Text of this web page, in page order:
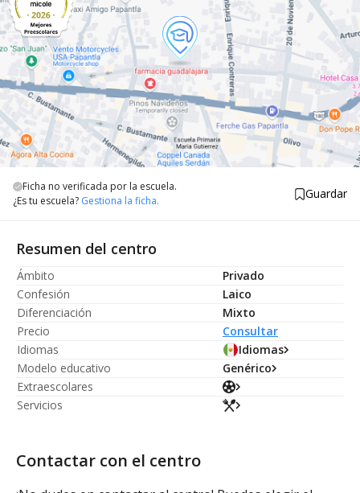
Ficha no verificada por la escuela.
¿Es tu escuela? Gestiona la ficha. Guardar
Resumen del centro
Ámbito
Privado
Confesión
Laico
Diferenciación
Mixto
Precio
Consultar
Idiomas
Idiomas
Modelo educativo
Genérico
Extraescolares
Servicios
Contactar con el centro